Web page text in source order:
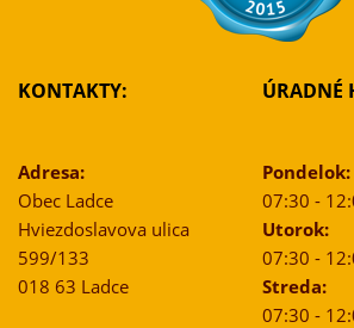
KONTAKTY:
Adresa:
Obec Ladce
Hviezdoslavova ulica
599/133
018 63 Ladce
ÚRADNÉ
Pondelok:
07:30 -
Utorok:
07:30 -
Streda:
07:30 -